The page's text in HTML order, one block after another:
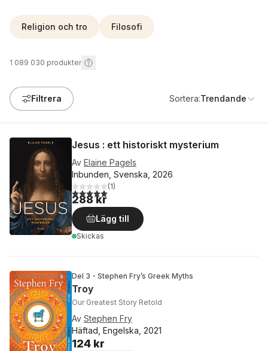
Religion och tro Filosofi
1 089 030 produkter
Filtrera Sortera:Trendande
Jesus : ett historiskt mysterium
Av Elaine Pagels
Inbunden, Svenska, 2026
5,0utav 5 stjärnor. Totalt antal röster:
(1)
288 kr
Lägg till
Skickas
Del 3 - Stephen Fry’s Greek Myths
Troy
Our Greatest Story Retold
Av Stephen Fry
Häftad, Engelska, 2021
124 kr